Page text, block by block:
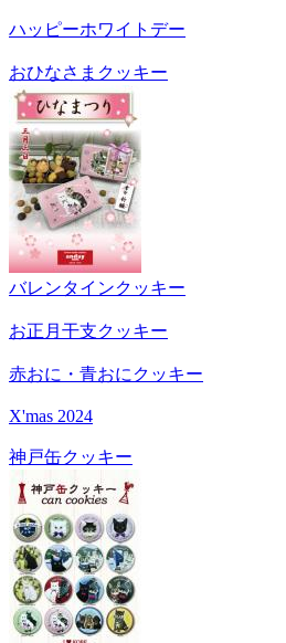
ハッピーホワイトデー
おひなさまクッキー
バレンタインクッキー
お正月干支クッキー
赤おに・青おにクッキー
X'mas 2024
神戸缶クッキー